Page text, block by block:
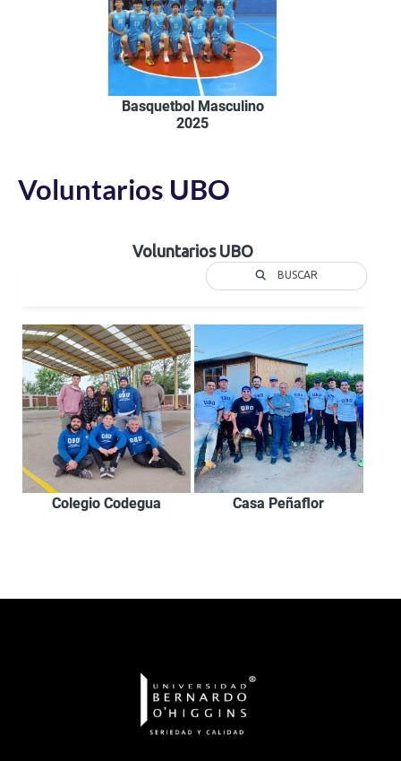
Basquetbol Masculino
2025
Voluntarios UBO
Voluntarios UBO
BUSCAR
Colegio Codegua Casa Peñaflor